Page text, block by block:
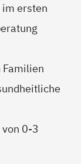
ersten
Familien
0-3